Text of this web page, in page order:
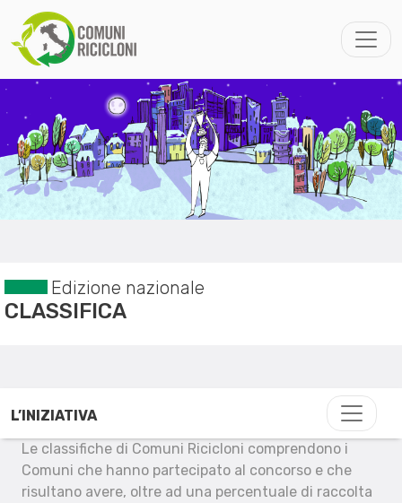
Edizione nazionale
CLASSIFICA
L’INIZIATIVA
Le classifiche di Comuni Ricicloni comprendono i
Comuni che hanno partecipato al concorso e che
risultano avere, oltre ad una percentuale di raccolta